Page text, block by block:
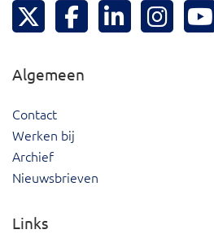
Hoeksche Waard Twitter
Hoeksche Waard
Hoeksche
Algemeen
Contact
Werken bij
Archief
Nieuwsbrieven
Links